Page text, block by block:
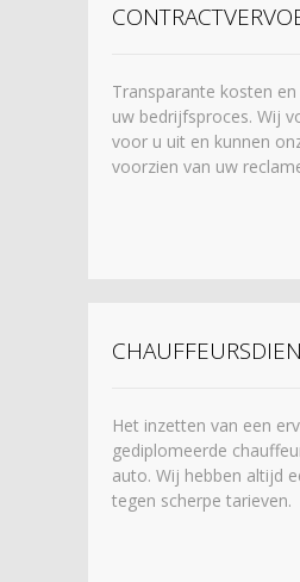
Transparante kosten
uw bedrijfsproces. Wij
voor u uit en kunnen
voorzien van uw
Het inzetten van een
gediplomeerde
auto. Wij hebben altijd
tegen scherpe tarieven.